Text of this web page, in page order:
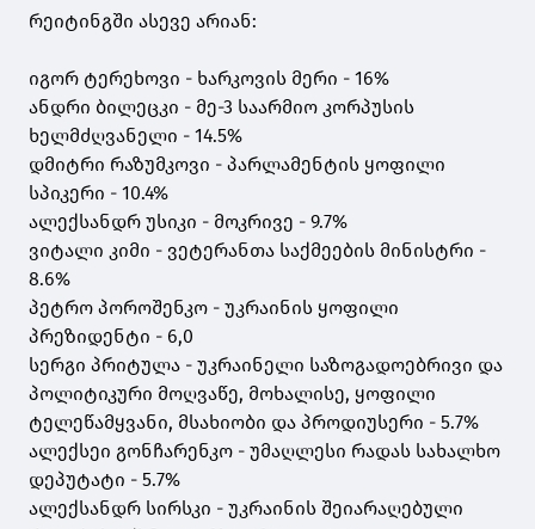
რეიტინგში ასევე არიან:
იგორ ტერეხოვი - ხარკოვის მერი - 16%
ანდრი ბილეცკი - მე-3 საარმიო კორპუსის
ხელმძღვანელი - 14.5%
დმიტრი რაზუმკოვი - პარლამენტის ყოფილი
სპიკერი - 10.4%
ალექსანდრ უსიკი - მოკრივე - 9.7%
ვიტალი კიმი - ვეტერანთა საქმეების მინისტრი -
8.6%
პეტრო პოროშენკო - უკრაინის ყოფილი
პრეზიდენტი - 6,0
სერგი პრიტულა - უკრაინელი საზოგადოებრივი და
პოლიტიკური მოღვაწე, მოხალისე, ყოფილი
ტელეწამყვანი, მსახიობი და პროდიუსერი - 5.7%
ალექსეი გონჩარენკო - უმაღლესი რადას სახალხო
დეპუტატი - 5.7%
ალექსანდრ სირსკი - უკრაინის შეიარაღებული